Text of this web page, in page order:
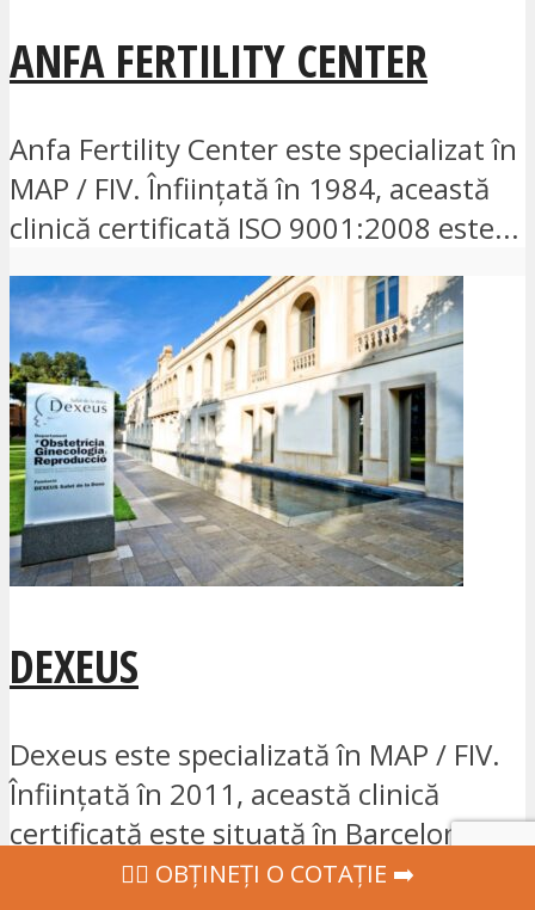
ANFA FERTILITY CENTER
Anfa Fertility Center este specializat în
MAP / FIV. Înființată în 1984, această
clinică certificată ISO 9001:2008 este...
DEXEUS
Dexeus este specializată în MAP / FIV.
Înființată în 2011, această clinică
certificată este situată în Barcelona,
Spania...‍👩‍⚕ OBȚINEȚI O COTAȚIE ➡️